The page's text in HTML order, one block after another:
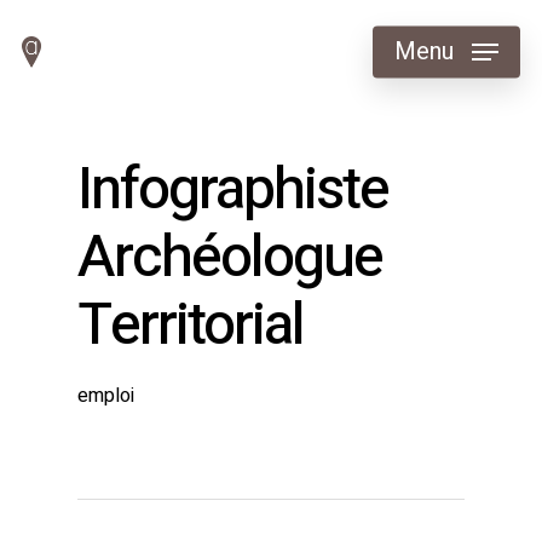
Menu
Infographiste
Archéologue
Territorial
emploi